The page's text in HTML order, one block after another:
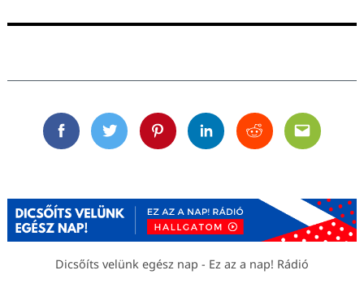
FacebookTwitterPinterestLinkedinRedditEmail
Dicsőíts velünk egész nap - Ez az a nap! Rádió